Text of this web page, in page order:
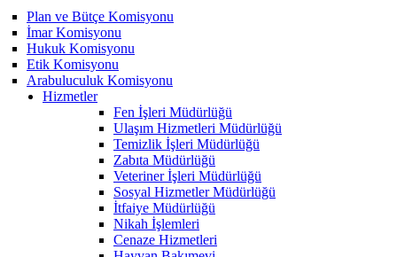
Plan ve Bütçe Komisyonu
İmar Komisyonu
Hukuk Komisyonu
Etik Komisyonu
Arabuluculuk Komisyonu
Hizmetler
Fen İşleri Müdürlüğü
Ulaşım Hizmetleri Müdürlüğü
Temizlik İşleri Müdürlüğü
Zabıta Müdürlüğü
Veteriner İşleri Müdürlüğü
Sosyal Hizmetler Müdürlüğü
İtfaiye Müdürlüğü
Nikah İşlemleri
Cenaze Hizmetleri